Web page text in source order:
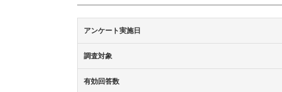
アンケート実施日
調査対象
有効回答数